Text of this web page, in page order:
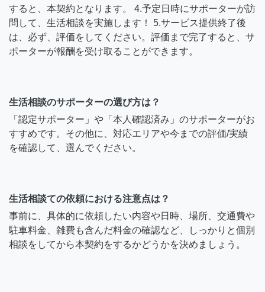
すると、本契約となります。 4.予定日時にサポーターが訪
問して、生活相談を実施します！ 5.サービス提供終了後
は、必ず、評価をしてください。評価まで完了すると、サ
ポーターが報酬を受け取ることができます。
生活相談のサポーターの選び方は？
「認定サポーター」や「本人確認済み」のサポーターがお
すすめです。その他に、対応エリアや今までの評価/実績
を確認して、選んでください。
生活相談ての依頼における注意点は？
事前に、具体的に依頼したい内容や日時、場所、交通費や
駐車料金、雑費も含んだ料金の確認など、しっかりと個別
相談をしてから本契約をするかどうかを決めましょう。